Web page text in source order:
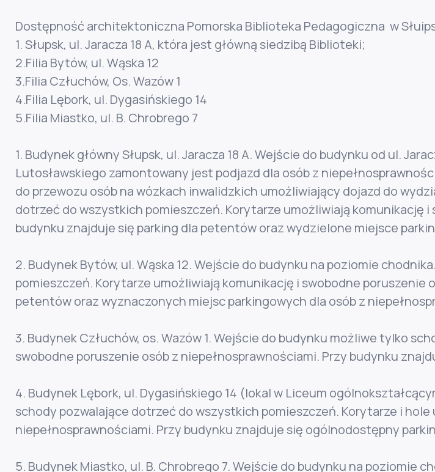
Dostępność architektoniczna Pomorska Biblioteka Pedagogiczna w
1. Słupsk, ul. Jaracza 18 A, która jest główną siedzibą Biblioteki;
2.Filia Bytów, ul. Wąska 12
3.Filia Człuchów, Os. Wazów 1
4.Filia Lębork, ul. Dygasińskiego 14
5.Filia Miastko, ul. B. Chrobrego 7
1. Budynek główny Słupsk, ul. Jaracza 18 A. Wejście do budynku od ul.
Lutosławskiego zamontowany jest podjazd dla osób z
do przewozu osób na wózkach inwalidzkich umożliwiający dojazd do
dotrzeć do wszystkich pomieszczeń. Korytarze umożliwiają komunikację
budynku znajduje się parking dla petentów oraz wydzielone miejsce
2. Budynek Bytów, ul. Wąska 12. Wejście do budynku na poziomie
pomieszczeń. Korytarze umożliwiają komunikację i swobodne poruszenie
petentów oraz wyznaczonych miejsc parkingowych dla osób z
3. Budynek Człuchów, os. Wazów 1. Wejście do budynku możliwe tylko
swobodne poruszenie osób z niepełnosprawnościami. Przy budynku
4. Budynek Lębork, ul. Dygasińskiego 14 (lokal w Liceum
schody pozwalające dotrzeć do wszystkich pomieszczeń. Korytarze i
niepełnosprawnościami. Przy budynku znajduje się ogólnodostępny
5. Budynek Miastko, ul. B. Chrobrego 7. Wejście do budynku na poziomie